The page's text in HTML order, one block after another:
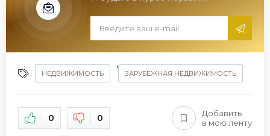
НЕДВИЖИМОСТЬ
,
ЗАРУБЕЖНАЯ НЕДВИЖИМОСТЬ
0 0
Добавить
в мою ленту